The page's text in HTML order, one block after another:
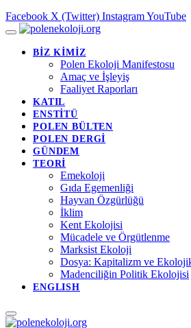
Facebook X (Twitter) InstagramYouTube
BİZ KİMİZ
Polen Ekoloji Manifestosu
Amaç ve İşleyiş
Faaliyet Raporları
KATIL
ENSTİTÜ
POLEN BÜLTEN
POLEN DERGİ
GÜNDEM
TEORİ
Emekoloji
Gıda Egemenliği
Hayvan Özgürlüğü
İklim
Kent Ekolojisi
Mücadele ve Örgütlenme
Marksist Ekoloji
Dosya: Kapitalizm ve
Madenciliğin Politik Ekolojisi
ENGLISH